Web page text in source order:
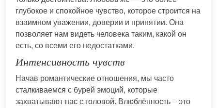
глубокое и спокойное чувство, которое строится на
взаимном уважении, доверии и принятии. Она
позволяет нам видеть человека таким, какой он
есть, со всеми его недостатками.
Интенсивность чувств
Начав романтические отношения, мы часто
сталкиваемся с бурей эмоций, которые
захватывают нас с головой. Влюблённость – это